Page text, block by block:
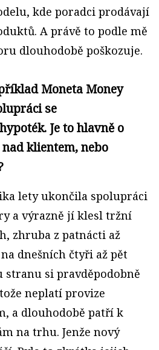
kde poradci prodávají
A právě to podle mě
dlouhodobě poškozuje.
Moneta Money
se
Je to hlavně o
klientem, nebo
lety ukončila spolupráci
a výrazně jí klesl tržní
zhruba z patnácti až
dnešních čtyři až pět
stranu si pravděpodobně
neplatí provize
a dlouhodobě patří k
na trhu. Jenže nový